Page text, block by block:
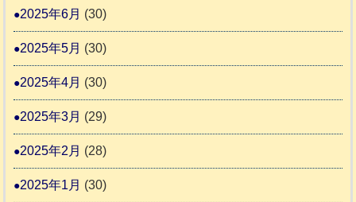
2025年6月 (30)
2025年5月 (30)
2025年4月 (30)
2025年3月 (29)
2025年2月 (28)
2025年1月 (30)